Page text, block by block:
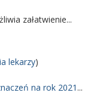
załatwienie...
lekarzy)
na rok 2021 ...